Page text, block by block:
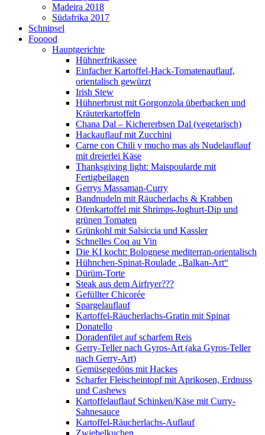
Madeira 2018
Südafrika 2017
Schnipsel
Fooood
Hauptgerichte
Hühnerfrikassee
Einfacher Kartoffel-Hack-Tomatenauflauf,
orientalisch gewürzt
Irish Stew
Hühnerbrust mit Gorgonzola überbacken und
Kräuterkartoffeln
Chana Dal – Kichererbsen Dal (vegetarisch)
Hackauflauf mit Zucchini
Carne con Chili y mucho mas als Nudelauflauf
mit dreierlei Käse
Thanksgiving light: Maispoularde mit
Fertigbeilagen
Gerrys Massaman-Curry
Bandnudeln mit Räucherlachs & Krabben
Ofenkartoffel mit Shrimps-Joghurt-Dip und
grünen Tomaten
Grünkohl mit Salsiccia und Kassler
Schnelles Coq au Vin
Die KI kocht: Bolognese mediterran-orientalisch
Hühnchen-Spinat-Roulade „Balkan-Art“
Dürüm-Torte
Steak aus dem Airfryer???
Gefüllter Chicorée
Spargelauflauf
Kartoffel-Räucherlachs-Gratin mit Spinat
Donatello
Doradenfilet auf scharfem Reis
Gerry-Teller nach Gyros-Art (aka Gyros-Teller
nach Gerry-Art)
Gemüsegedöns mit Hackes
Scharfer Fleischeintopf mit Aprikosen, Erdnuss
und Cashews
Kartoffelauflauf Schinken/Käse mit Curry-
Sahnesauce
Kartoffel-Räucherlachs-Auflauf
Zwiebelkuchen